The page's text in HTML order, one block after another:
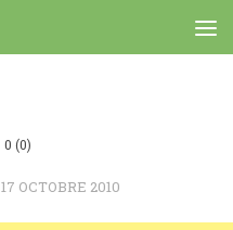
0 (0)
17 OCTOBRE 2010